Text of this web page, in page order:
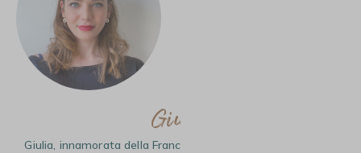
Giulia
Giulia, innamorata della Francia da sempre ed espatriata a